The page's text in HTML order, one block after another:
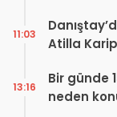
Atilla
11:03
Bir günde
neden
13:16